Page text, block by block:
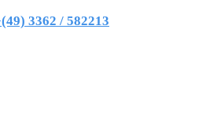
3362 / 582213